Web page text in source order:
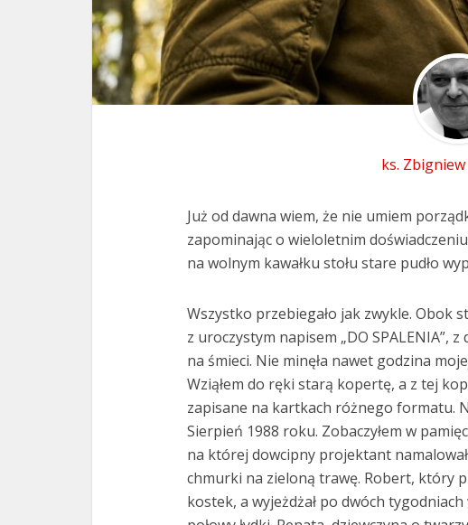
ks. Zbigniew
Już od dawna wiem, że nie umiem
zapominając o wieloletnim
na wolnym kawałku stołu stare pudło
Wszystko przebiegało jak zwykle. Obok
z uroczystym napisem „DO SPALENIA”,
na śmieci. Nie minęła nawet godzina
Wziąłem do ręki starą kopertę, a z tej
zapisane na kartkach różnego formatu.
Sierpień 1988 roku. Zobaczyłem w
na której dowcipny projektant
chmurki na zieloną trawę. Robert, który
kostek, a wyjeżdżał po dwóch